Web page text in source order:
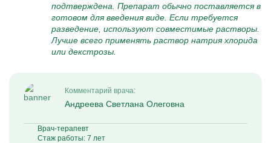
подтверждена. Препарат обычно поставляется в
готовом для введения виде. Если требуется
разведение, используют совместимые растворы.
Лучше всего применять раствор натрия хлорида
или декстрозы.
Комментарий врача:
Андреева Светлана Олеговна
Врач-терапевт
Стаж работы: 7 лет